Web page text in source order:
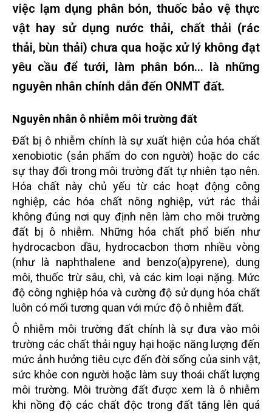
việc lạm dụng phân bón, thuốc bảo vệ thực
vật hay sử dụng nước thải, chất thải (rác
thải, bùn thải) chưa qua hoặc xử lý không đạt
yêu cầu để tưới, làm phân bón… là những
nguyên nhân chính dẫn đến ONMT đất.
Nguyên nhân ô nhiễm môi trường đất
Đất bị ô nhiễm chính là sự xuất hiện của hóa chất
xenobiotic (sản phẩm do con người) hoặc do các
sự thay đổi trong môi trường đất tự nhiên tạo nên.
Hóa chất này chủ yếu từ các hoạt động công
nghiệp, các hóa chất nông nghiệp, vứt rác thải
không đúng nơi quy định nên làm cho môi trường
đất bị ô nhiễm. Những hóa chất phổ biến như
hydrocacbon dầu, hydrocacbon thơm nhiều vòng
(như là naphthalene and benzo(a)pyrene), dung
môi, thuốc trừ sâu, chì, và các kim loại nặng. Mức
độ công nghiệp hóa và cường độ sử dụng hóa chất
luôn có mối tương quan với mức độ ô nhiễm đất.
Ô nhiễm môi trường đất chính là sự đưa vào môi
trường các chất thải nguy hại hoặc năng lượng đến
mức ảnh hưởng tiêu cực đến đời sống của sinh vật,
sức khỏe con người hoặc làm suy thoái chất lượng
môi trường. Môi trường đất được xem là ô nhiễm
khi nồng độ các chất độc trong đất tăng lên quá